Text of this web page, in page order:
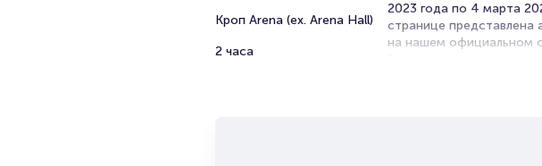
Кроп Arena (ex. Arena Hall)
2 часа
2023 года по 4 марта
странице
на нашем официальном